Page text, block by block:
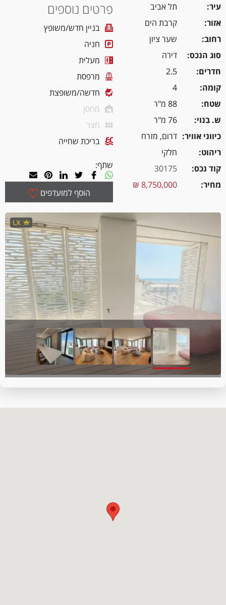
עיר
תל אביב
אזור
קרבת הים
רחוב
שער ציון
סוג הנכס
דירה
חדרים
2.5
קומה
4
שטח
88 מ"ר
ש. בנוי
76 מ"ר
כיווני אוויר
דרום, מזרח
ריהוט
חלקי
קוד נכס
30175
מחיר
8,750,000 ₪
פרטים נוספים
בניין חדש/משופץ
חניה
מעלית
מרפסת
חדשה/משופצת
מחסן
חצר
בריכת שחייה
שתף:
הוסף למועדפים
LX